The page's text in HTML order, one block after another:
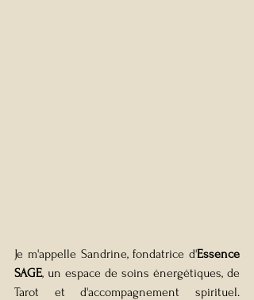
Je m'appelle Sandrine, fondatrice d'Essence
SAGE, un espace de soins énergétiques, de
Tarot et d'accompagnement spirituel.